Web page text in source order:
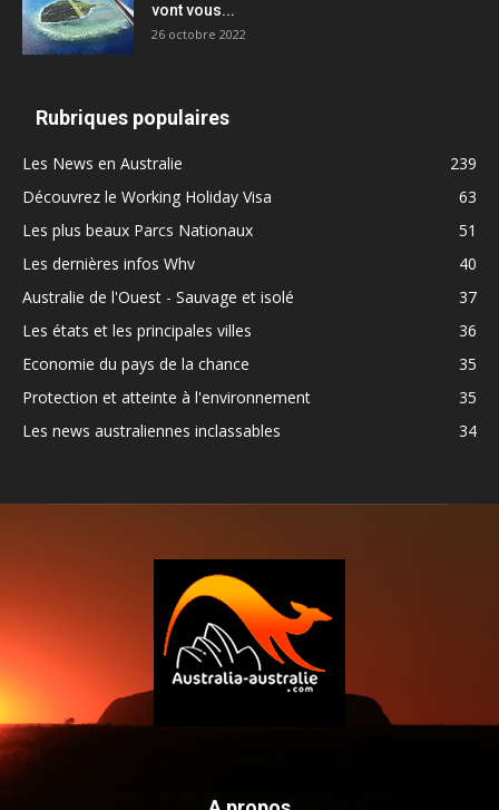
vont vous...
26 octobre 2022
Rubriques populaires
Les News en Australie
239
Découvrez le Working Holiday Visa
63
Les plus beaux Parcs Nationaux
51
Les dernières infos Whv
40
Australie de l'Ouest - Sauvage et isolé
37
Les états et les principales villes
36
Economie du pays de la chance
35
Protection et atteinte à l'environnement
35
Les news australiennes inclassables
34